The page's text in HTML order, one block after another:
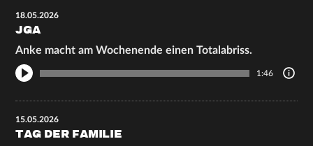
18.05.2026
JGA
Anke macht am Wochenende einen Totalabriss.
1:46
15.05.2026
TAG DER FAMILIE